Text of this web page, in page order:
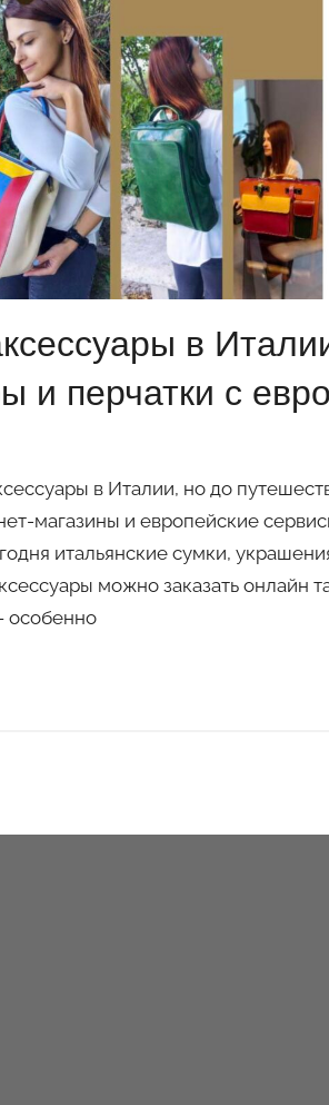
в
и перчатки с
в Италии, но до
магазины и европейские
итальянские сумки,
можно заказать онлайн
особенно